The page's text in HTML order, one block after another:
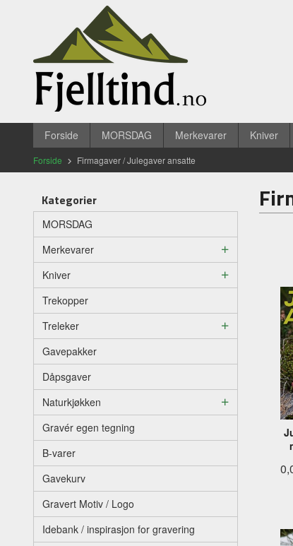
Produkter
Forside MORSDAG Merkevarer Kniver
Forside Firmagaver / Julegaver ansatte
Kategorier
MORSDAG
Merkevarer
Kniver
Trekopper
Treleker
Gavepakker
Dåpsgaver
Naturkjøkken
Gravér egen tegning
B-varer
Gavekurv
Gravert Motiv / Logo
Idebank / inspirasjon for gravering